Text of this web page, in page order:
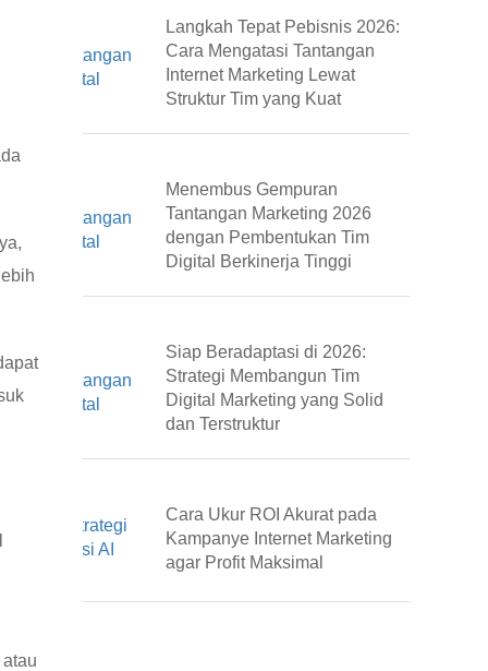
Langkah Tepat Pebisnis 2026:
Cara Mengatasi Tantangan
Internet Marketing Lewat
Struktur Tim yang Kuat
Menembus Gempuran
Tantangan Marketing 2026
dengan Pembentukan Tim
Digital Berkinerja Tinggi
Siap Beradaptasi di 2026:
Strategi Membangun Tim
Digital Marketing yang Solid
dan Terstruktur
Cara Ukur ROI Akurat pada
Kampanye Internet Marketing
agar Profit Maksimal